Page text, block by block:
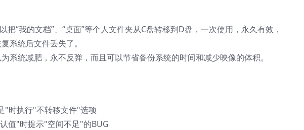
把“我的文档”、“桌面”等个人文件夹从C盘转移到D盘，一次使用，永久有效，
系统后文件丢失了。
系统减肥，永不反弹，而且可以节省备份系统的时间和减少映像的体积。
"时执行"不转移文件"选项
值"时提示"空间不足"的BUG